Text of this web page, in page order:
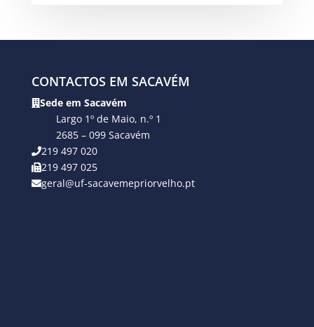
CONTACTOS EM SACAVÉM
Sede em Sacavém
Largo 1º de Maio, n.º 1
2685 – 099 Sacavém
219 497 020
219 497 025
geral@uf-sacavemepriorvelho.pt